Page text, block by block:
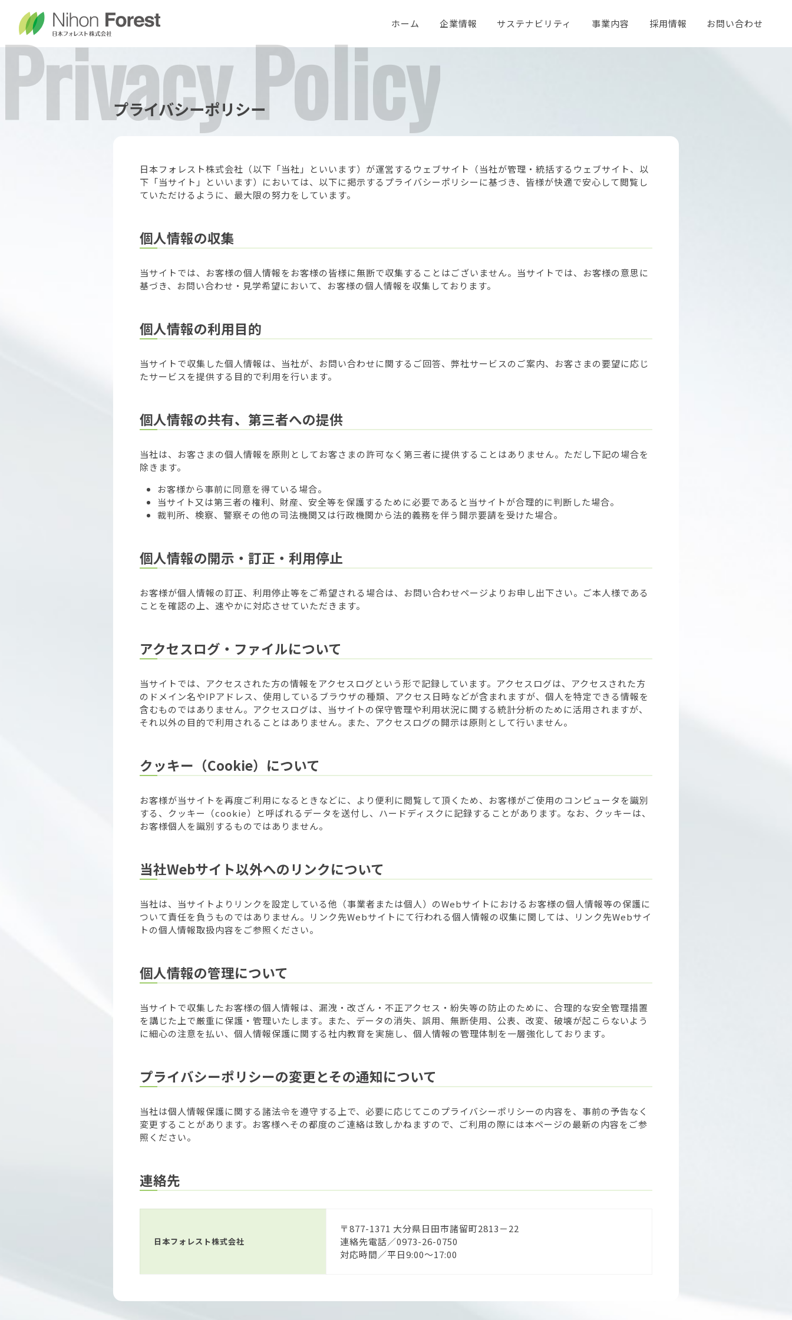
ホーム 企業情報
ごあいさつ 会社概要 アクセス
サステナビリティ 事業内容
事業全体像 廃棄物系チップ製造事業 山林未利用材チップ製造事業
山林事業
採用情報
社長からのメッセージ 先輩からのメッセージ
お問い合わせ
プライバシーポリシー
日本フォレスト株式会社（以下「当社」といいます）が運営するウェブサイト（当社が管理・統括するウェブサイト、以
下「当サイト」といいます）においては、以下に掲示するプライバシーポリシーに基づき、皆様が快適で安心して閲覧し
ていただけるように、最大限の努力をしています。
個人情報の収集
当サイトでは、お客様の個人情報をお客様の皆様に無断で収集することはございません。当サイトでは、お客様の意思に
基づき、お問い合わせ・見学希望において、お客様の個人情報を収集しております。
個人情報の利用目的
当サイトで収集した個人情報は、当社が、お問い合わせに関するご回答、弊社サービスのご案内、お客さまの要望に応じ
たサービスを提供する目的で利用を行います。
個人情報の共有、第三者への提供
当社は、お客さまの個人情報を原則としてお客さまの許可なく第三者に提供することはありません。ただし下記の場合を
除きます。
お客様から事前に同意を得ている場合。
当サイト又は第三者の権利、財産、安全等を保護するために必要であると当サイトが合理的に判断した場合。
裁判所、検察、警察その他の司法機関又は行政機関から法的義務を伴う開示要請を受けた場合。
個人情報の開示・訂正・利用停止
お客様が個人情報の訂正、利用停止等をご希望される場合は、お問い合わせページよりお申し出下さい。ご本人様である
ことを確認の上、速やかに対応させていただきます。
アクセスログ・ファイルについて
当サイトでは、アクセスされた方の情報をアクセスログという形で記録しています。アクセスログは、アクセスされた方
のドメイン名やIPアドレス、使用しているブラウザの種類、アクセス日時などが含まれますが、個人を特定できる情報を
含むものではありません。アクセスログは、当サイトの保守管理や利用状況に関する統計分析のために活用されますが、
それ以外の目的で利用されることはありません。また、アクセスログの開示は原則として行いません。
クッキー（Cookie）について
お客様が当サイトを再度ご利用になるときなどに、より便利に閲覧して頂くため、お客様がご使用のコンピュータを識別
する、クッキー（cookie）と呼ばれるデータを送付し、ハードディスクに記録することがあります。なお、クッキーは、
お客様個人を識別するものではありません。
当社Webサイト以外へのリンクについて
当社は、当サイトよりリンクを設定している他（事業者または個人）のWebサイトにおけるお客様の個人情報等の保護に
ついて責任を負うものではありません。リンク先Webサイトにて行われる個人情報の収集に関しては、リンク先Webサイ
トの個人情報取扱内容をご参照ください。
個人情報の管理について
当サイトで収集したお客様の個人情報は、漏洩・改ざん・不正アクセス・紛失等の防止のために、合理的な安全管理措置
を講じた上で厳重に保護・管理いたします。また、データの消失、誤用、無断使用、公表、改変、破壊が起こらないよう
に細心の注意を払い、個人情報保護に関する社内教育を実施し、個人情報の管理体制を一層強化しております。
プライバシーポリシーの変更とその通知について
当社は個人情報保護に関する諸法令を遵守する上で、必要に応じてこのプライバシーポリシーの内容を、事前の予告なく
変更することがあります。お客様へその都度のご連絡は致しかねますので、ご利用の際には本ページの最新の内容をご参
照ください。
連絡先
日本フォレスト株式会社
〒877-1371 大分県日田市諸留町2813－22
連絡先電話／0973-26-0750
対応時間／平日9:00〜17:00